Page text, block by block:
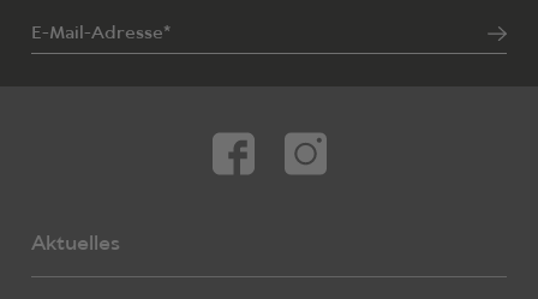
E-Mail-Adresse*
Aktuelles